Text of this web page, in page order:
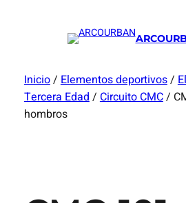
Inicio/Elementos deportivos/
Tercera Edad/Circuito CMC/
hombros